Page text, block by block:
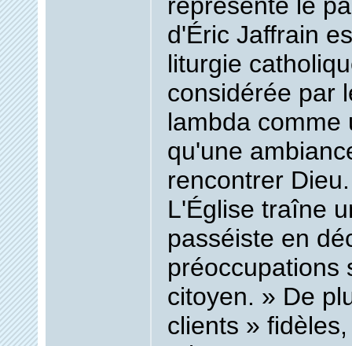
d'Éric Jaffrain
liturgie
considérée par
lambda comme
qu'une
rencontrer Dieu.
L'Église traîne
passéiste en
préoccupations
citoyen. » De
clients »